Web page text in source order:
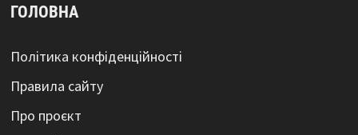
ГОЛОВНА
Політика конфіденційності
Правила сайту
Про проєкт